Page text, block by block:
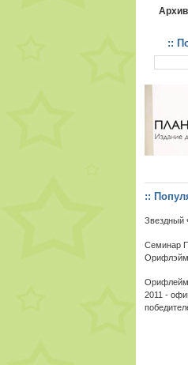
::
::
Звездный
Семинар
Орифлэйм
Орифлейм
2011 -